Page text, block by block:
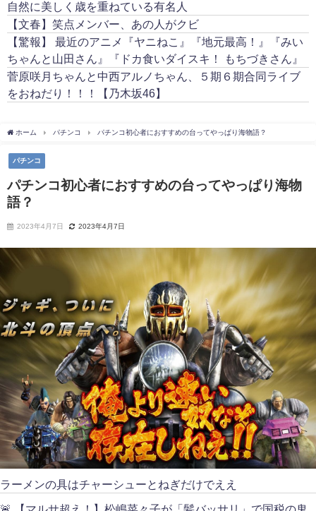
自然に美しく歳を重ねている有名人
【文春】笑点メンバー、あの人がクビ
【驚報】 最近のアニメ『ヤニねこ』『地元最高！』『みい
ちゃんと山田さん』『ドカ食いダイスキ！ もちづきさん』
菅原咲月ちゃんと中西アルノちゃん、５期６期合同ライブ
をおねだり！！！【乃木坂46】
ホーム パチンコ パチンコ初心者におすすめの台ってやっぱり海物語？
パチンコ
パチンコ初心者におすすめの台ってやっぱり海物
語？
2023年4月7日 2023年4月7日
ラーメンの具はチャーシューとねぎだけでええ